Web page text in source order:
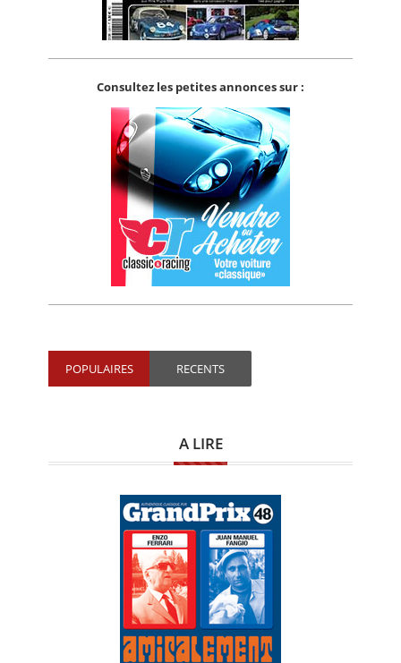
Consultez les petites annonces sur :
POPULAIRES RECENTS
A LIRE